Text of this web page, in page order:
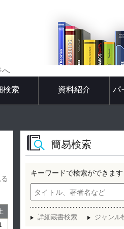
へ
検索 資料紹介 パ
簡易検索
キーワードで検索ができます
詳細蔵書検索 ジャンル